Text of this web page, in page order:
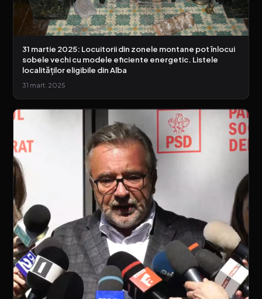
31 martie 2025: Locuitorii din zonele montane pot înlocui
sobele vechi cu modele eficiente energetic. Listele
localităților eligibile din Alba
31 mart. 2025